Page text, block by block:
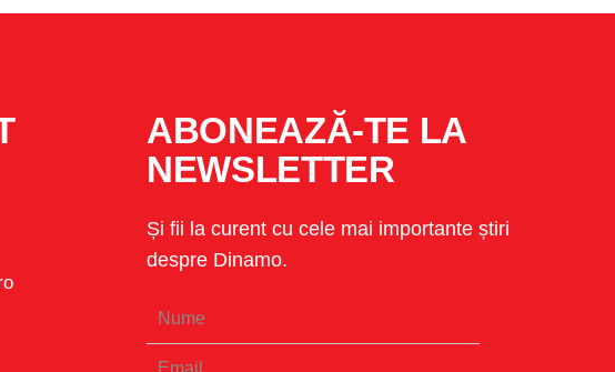
ABONEAZĂ-TE LA
NEWSLETTER
Și fii la curent cu cele mai importante știri
despre Dinamo.